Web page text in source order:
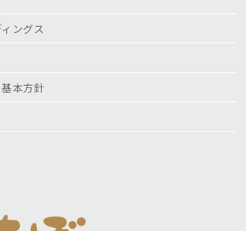
ングス
本方針